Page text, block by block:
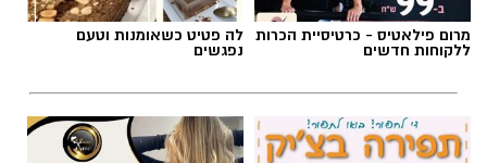
מרום פילאטיס - כרטיסיית הכרות
ללקוחות חדשים
לה פטיט כשאומנות וטעם
נפגשים